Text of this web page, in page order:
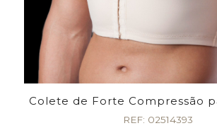
Colete de Forte Compressão
REF: 02514393